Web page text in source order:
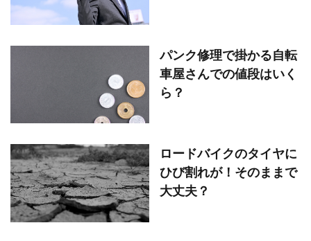
パンク修理で掛かる自転
車屋さんでの値段はいく
ら？
ロードバイクのタイヤに
ひび割れが！そのままで
大丈夫？